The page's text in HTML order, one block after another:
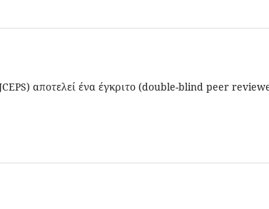
αποτελεί ένα έγκριτο (double-blind peer